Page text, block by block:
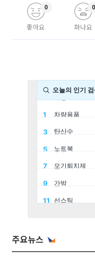
좋아요
0
화나요
0
주요뉴스